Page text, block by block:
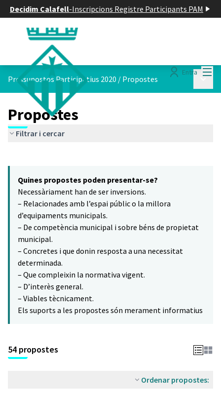
Decidim Calafell-Inscripcions Registre Participants PAM
Entra
Pressupostos Participatius 2020 / Propostes
Propostes
Filtrar i cercar
−
Quines propostes poden presentar-se?
Necessàriament han de ser inversions.
– Relacionades amb l’espai públic o la millora
d’equipaments municipals.
– De competència municipal i sobre béns de propietat
municipal.
– Concretes i que donin resposta a una necessitat
determinada.
– Que compleixin la normativa vigent.
– D’interès general.
– Viables tècnicament.
Els suports a les propostes són merament informatius
54 propostes
Ordenar propostes: